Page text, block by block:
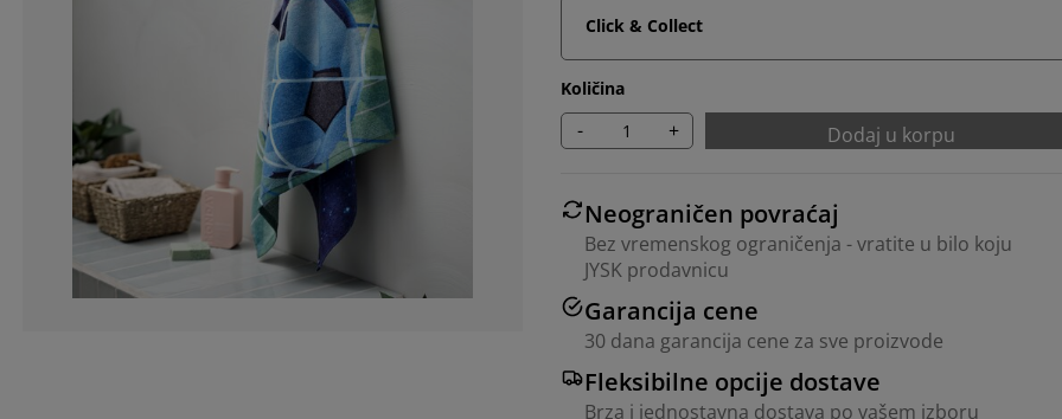
Click & Collect
Količina
- + Dodaj u korpu
Neograničen povraćaj
Bez vremenskog ograničenja - vratite u bilo koju
JYSK prodavnicu
Garancija cene
30 dana garancija cene za sve proizvode
Fleksibilne opcije dostave
Brza i jednostavna dostava po vašem izboru